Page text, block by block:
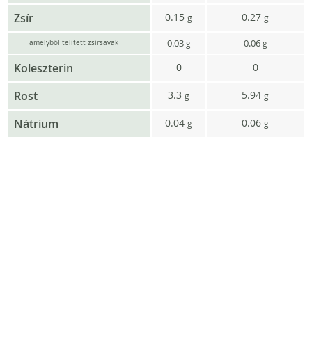
Zsír 0.15 g 0.27 g
amelyből telített zsírsavak 0.03g 0.06 g
Koleszterin 0 0
Rost 3.3 g 5.94 g
Nátrium 0.04 g 0.06 g